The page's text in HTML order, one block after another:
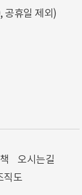
공휴일 제외)
오시는길
직도